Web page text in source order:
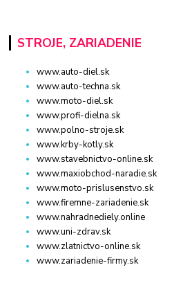
STROJE, ZARIADENIE
www.auto-diel.sk
www.auto-techna.sk
www.moto-diel.sk
www.profi-dielna.sk
www.polno-stroje.sk
www.krby-kotly.sk
www.stavebnictvo-online.sk
www.maxiobchod-naradie.sk
www.moto-prislusenstvo.sk
www.firemne-zariadenie.sk
www.nahradnediely.online
www.uni-zdrav.sk
www.zlatnictvo-online.sk
www.zariadenie-firmy.sk